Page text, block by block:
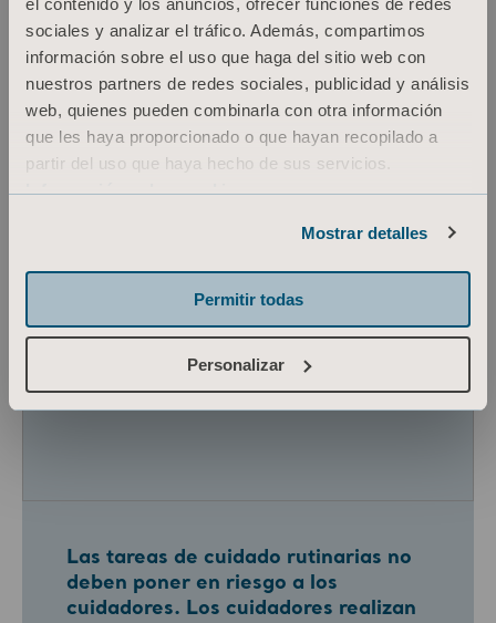
sociales y analizar el tráfico. Además, compartimos
información sobre el uso que haga del sitio web con
nuestros partners de redes sociales, publicidad y análisis
web, quienes pueden combinarla con otra información
que les haya proporcionado o que hayan recopilado a
partir del uso que haya hecho de sus servicios.
Información sobre cookies
Mostrar detalles
Permitir todas
Personalizar
segura a una persona con el equipo
correcto y el...
Las tareas de cuidado rutinarias no
deben poner en riesgo a los
cuidadores. Los cuidadores realizan